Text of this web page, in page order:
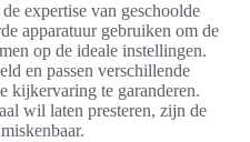
expertise van geschoolde
apparatuur gebruiken om de
op de ideale instellingen.
en passen verschillende
kijkervaring te garanderen.
wil laten presteren, zijn de